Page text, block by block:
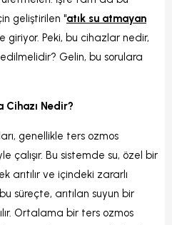
geliştirilen "atık su atmayan
giriyor. Peki, bu cihazlar nedir,
Gelin, bu sorulara
Cihazı Nedir?
genellikle ters ozmos
çalışır. Bu sistemde su, özel bir
ve içindeki zararlı
süreçte, arıtılan suyun bir
Ortalama bir ters ozmos